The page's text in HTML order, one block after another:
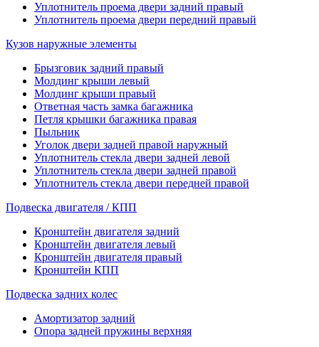
Уплотнитель проема двери задний правый
Уплотнитель проема двери передний правый
Кузов наружные элементы
Брызговик задний правый
Молдинг крыши левый
Молдинг крыши правый
Ответная часть замка багажника
Петля крышки багажника правая
Пыльник
Уголок двери задней правой наружный
Уплотнитель стекла двери задней левой
Уплотнитель стекла двери задней правой
Уплотнитель стекла двери передней правой
Подвеска двигателя / КПП
Кронштейн двигателя задний
Кронштейн двигателя левый
Кронштейн двигателя правый
Кронштейн КПП
Подвеска задних колес
Амортизатор задний
Опора задней пружины верхняя